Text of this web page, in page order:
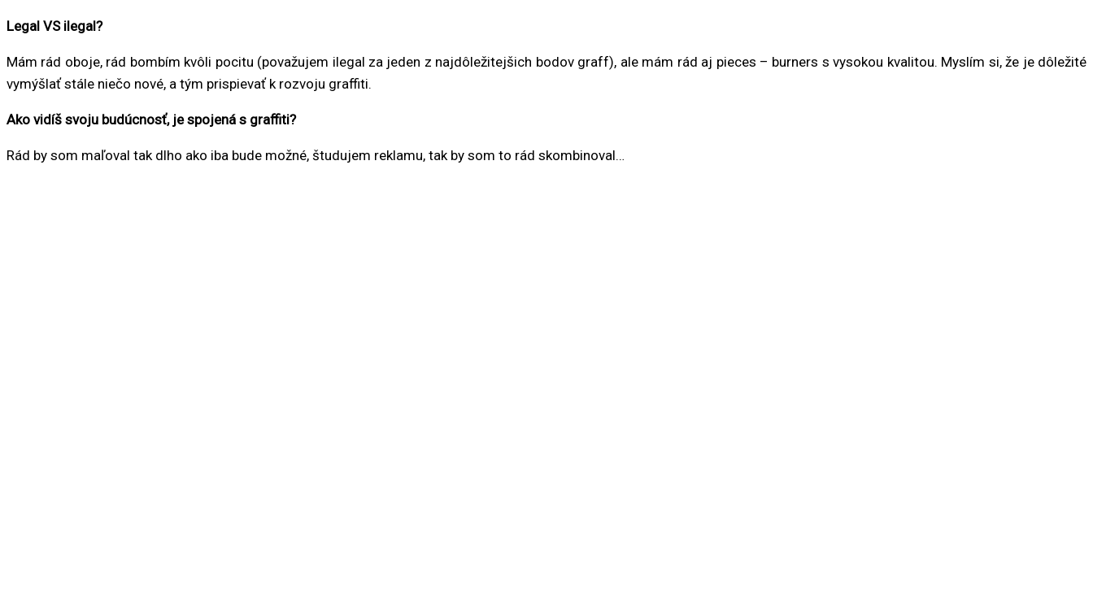
Legal VS ilegal?
Mám rád oboje, rád bombím kvôli pocitu (považujem ilegal za jeden z najdôležitejšich bodov graff), ale mám rád aj pieces – burners s vysokou kvalitou. Myslím si, že je dôležité
vymýšlať stále niečo nové, a tým prispievať k rozvoju graffiti.
Ako vidíš svoju budúcnosť, je spojená s graffiti?
Rád by som maľoval tak dlho ako iba bude možné, študujem reklamu, tak by som to rád skombinoval…